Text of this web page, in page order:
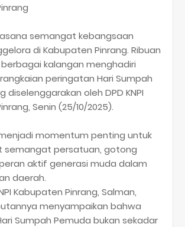
semangat kebangsaan
di Kabupaten Pinrang. Ribuan
kalangan menghadiri
peringatan Hari Sumpah
diselenggarakan oleh DPD KNPI
Senin (25/10/2025).
momentum penting untuk
semangat persatuan, gotong
aktif generasi muda dalam
daerah.
Kabupaten Pinrang, Salman,
menyampaikan bahwa
Sumpah Pemuda bukan sekadar